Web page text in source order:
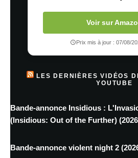
Voir sur
Prix mis à jour : 07/08/
LES DERNIÈRES VIDÉOS
YOUTUBE
Bande-annonce Insidious :
(Insidious: Out of the Further)
Bande-annonce violent night 2